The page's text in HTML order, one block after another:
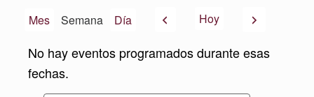
Mes Semana Día AnteriorHoy Siguiente
No hay eventos programados durante esas
fechas.